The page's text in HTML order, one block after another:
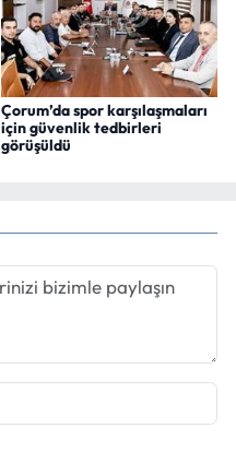
Çorum’da spor karşılaşmaları
için güvenlik tedbirleri
görüşüldü